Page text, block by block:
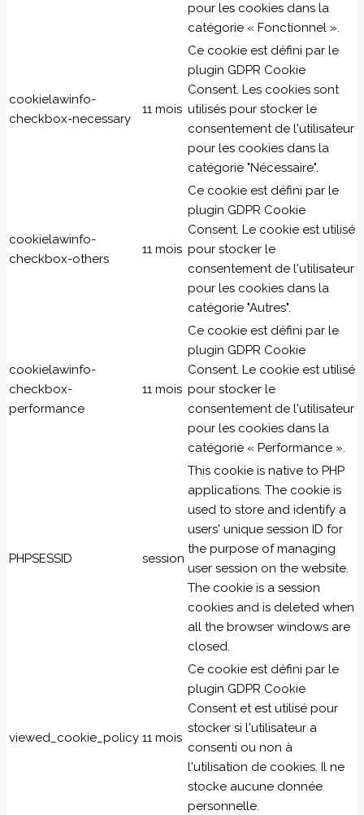
pour les cookies dans la
catégorie « Fonctionnel ».
cookielawinfo-
checkbox-necessary
11 mois
Ce cookie est défini par le
plugin GDPR Cookie
Consent. Les cookies sont
utilisés pour stocker le
consentement de l'utilisateur
pour les cookies dans la
catégorie "Nécessaire".
cookielawinfo-
checkbox-others
11 mois
Ce cookie est défini par le
plugin GDPR Cookie
Consent. Le cookie est utilisé
pour stocker le
consentement de l'utilisateur
pour les cookies dans la
catégorie "Autres".
cookielawinfo-
checkbox-
performance
11 mois
Ce cookie est défini par le
plugin GDPR Cookie
Consent. Le cookie est utilisé
pour stocker le
consentement de l'utilisateur
pour les cookies dans la
catégorie « Performance ».
PHPSESSID session
This cookie is native to PHP
applications. The cookie is
used to store and identify a
users' unique session ID for
the purpose of managing
user session on the website.
The cookie is a session
cookies and is deleted when
all the browser windows are
closed.
viewed_cookie_policy 11 mois
Ce cookie est défini par le
plugin GDPR Cookie
Consent et est utilisé pour
stocker si l'utilisateur a
consenti ou non à
l'utilisation de cookies. Il ne
stocke aucune donnée
personnelle.